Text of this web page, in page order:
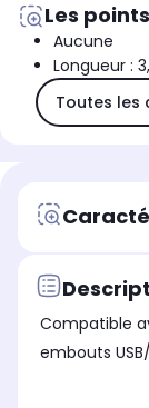
Les
Aucune
Longueur :
Toutes les
Compatible
embouts